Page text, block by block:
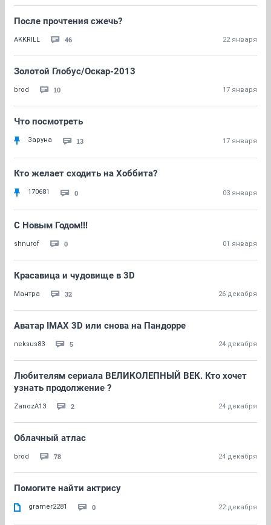
После прочтения сжечь?
AKKRILL 46 22 января
Золотой Глобус/Оскар-2013
brod 10 17 января
Что посмотреть
Заруна 13 17 января
Кто желает сходить на Хоббита?
170681 0 03 января
C Новым Годом!!!
shnurof 0 01 января
Красавица и чудовище в 3D
Мантра 32 26 декабря
Аватар IMAX 3D или снова на Пандорре
neksus83 5 24 декабря
Любителям сериала ВЕЛИКОЛЕПНЫЙ ВЕК. Кто хочет
узнать продолжение ?
ZanozA13 2 24 декабря
Облачный атлас
brod 78 24 декабря
Помогите найти актрису
gramer2281 0 22 декабря